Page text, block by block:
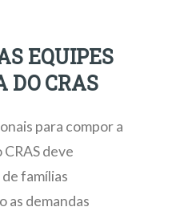
EQUIPES
DO CRAS
para compor a
deve
famílias
as demandas